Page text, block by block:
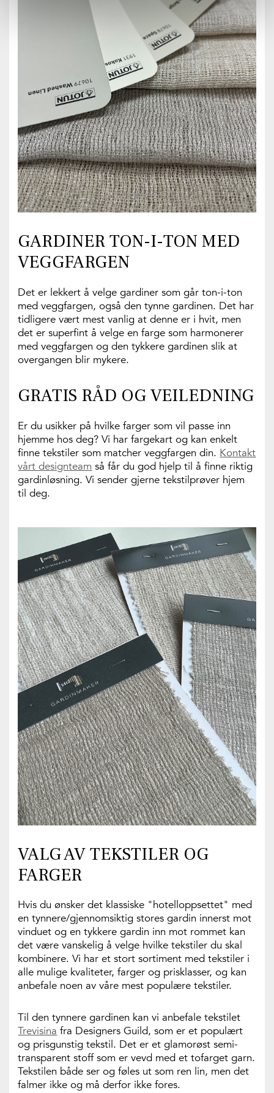
GARDINER TON-I-TON MED
VEGGFARGEN
Det er lekkert å velge gardiner som går ton-i-ton
med veggfargen, også den tynne gardinen. Det har
tidligere vært mest vanlig at denne er i hvit, men
det er superfint å velge en farge som harmonerer
med veggfargen og den tykkere gardinen slik at
overgangen blir mykere.
GRATIS RÅD OG VEILEDNING
Er du usikker på hvilke farger som vil passe inn
hjemme hos deg? Vi har fargekart og kan enkelt
finne tekstiler som matcher veggfargen din. Kontakt
vårt designteam så får du god hjelp til å finne riktig
gardinløsning. Vi sender gjerne tekstilprøver hjem
til deg.
VALG AV TEKSTILER OG
FARGER
Hvis du ønsker det klassiske "hotelloppsettet" med
en tynnere/gjennomsiktig stores gardin innerst mot
vinduet og en tykkere gardin inn mot rommet kan
det være vanskelig å velge hvilke tekstiler du skal
kombinere. Vi har et stort sortiment med tekstiler i
alle mulige kvaliteter, farger og prisklasser, og kan
anbefale noen av våre mest populære tekstiler.
Til den tynnere gardinen kan vi anbefale tekstilet
Trevisina fra Designers Guild, som er et populært
og prisgunstig tekstil. Det er et glamorøst semi-
transparent stoff som er vevd med et tofarget garn.
Tekstilen både ser og føles ut som ren lin, men det
falmer ikke og må derfor ikke fores.